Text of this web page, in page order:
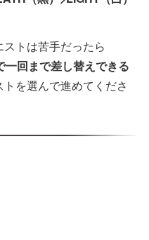
トは苦手だったら
一回まで差し替えできる
を選んで進めてくださ